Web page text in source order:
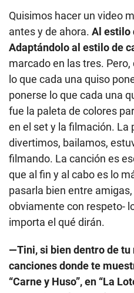
Quisimos hacer un video
antes y de ahora. Al estilo
Adaptándolo al estilo de
marcado en las tres.
lo que cada una quiso
ponerse lo que cada una
fue la paleta de colores
en el set y la filmación. La
divertimos, bailamos,
filmando. La canción es
que al fin y al cabo es lo
pasarla bien entre
obviamente con respeto-
importa el qué dirán.
—Tini, si bien dentro de
canciones donde te
“Carne y Huso”, en “La